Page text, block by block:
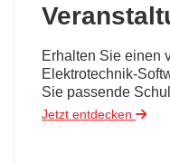
Erhalten Sie einen
Elektrotechnik-
Sie passende
Jetzt entdecken